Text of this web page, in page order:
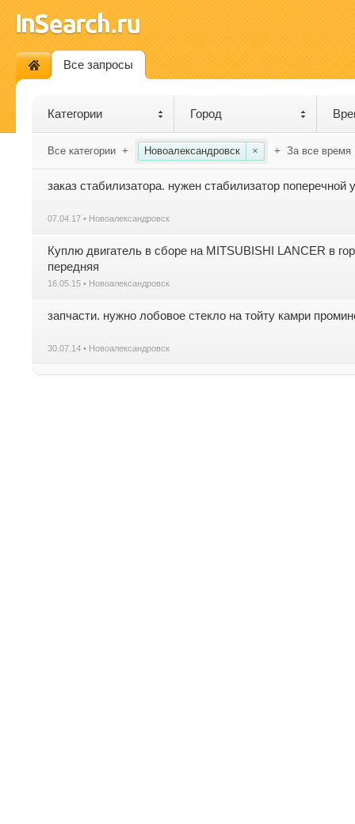
Все запросы
Категории Город
Все категории + Новоалександровск × + За все время
заказ стабилизатора. нужен стабилизатор поперечной
07.04.17 • Новоалександровск
Куплю двигатель в сборе на MITSUBISHI LANCER в
передняя
16.05.15 • Новоалександровск
запчасти. нужно лобовое стекло на тойту камри
30.07.14 • Новоалександровск